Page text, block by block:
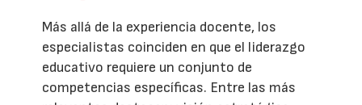
Más allá de la experiencia docente, los
especialistas coinciden en que el liderazgo
educativo requiere un conjunto de
competencias específicas. Entre las más